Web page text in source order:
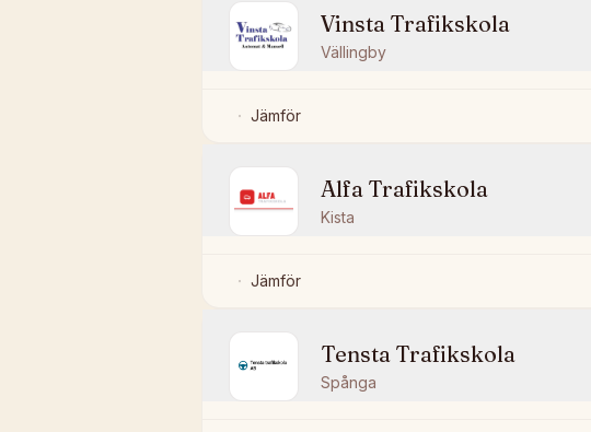
Vinsta Trafikskola
Vällingby
Jämför
Alfa Trafikskola
Kista
Jämför
Tensta Trafikskola
Spånga